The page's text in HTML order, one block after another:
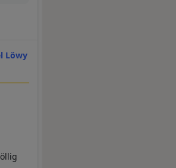
Löwy